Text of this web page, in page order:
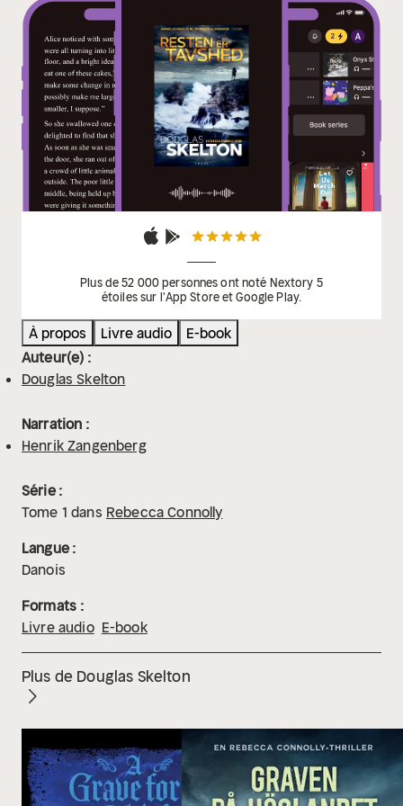
Plus de 52 000 personnes ont noté Nextory 5
étoiles sur l'App Store et Google Play.
À propos Livre audio
E-book
Auteur(e) :
Douglas Skelton
Narration :
Henrik Zangenberg
Série :
Tome 1 dans Rebecca Connolly
Langue :
Danois
Formats :
Livre audio E-book
Plus de Douglas Skelton